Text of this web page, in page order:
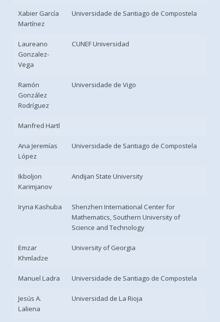
Xabier García
Martínez
Universidade de Santiago de Compostela
Laureano
Gonzalez-
Vega
CUNEF Universidad
Ramón
González
Rodríguez
Universidade de Vigo
Manfred Hartl
Ana Jeremías
López
Universidade de Santiago de Compostela
Ikboljon
Karimjanov
Andijan State University
Iryna Kashuba
Shenzhen International Center for
Mathematics, Southern University of
Science and Technology
Emzar
Khmladze
University of Georgia
Manuel Ladra Universidade de Santiago de Compostela
Jesús A.
Laliena
Universidad de La Rioja